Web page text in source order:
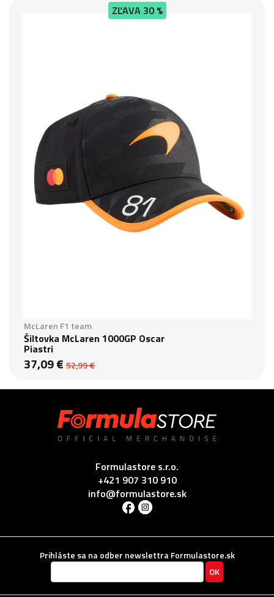
ZĽAVA30 %
McLaren F1 team
Šiltovka McLaren 1000GP Oscar
Piastri
37,09 € 52,99 €
Formulastore s.r.o.
+421 907 310 910
info@formulastore.sk
Prihláste sa na odber newslettra Formulastore.sk